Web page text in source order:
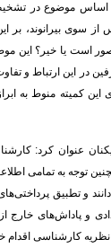
اساس موضوع در
سوی بیرانوند، بر
است یا خیر؟ این
این ارتباط و
کمیته منوط به
عنوان کرد:
توجه به تمامی
و تطبیق پرداختی‌های
و پاداش­‌های خارج از
کارشناسی اقدام